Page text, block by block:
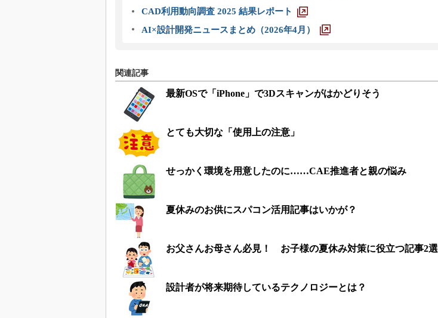
CAD利用動向調査 2025 結果レポート
AI×設計開発ニュースまとめ（2026年4月）
関連記事
最新OSで「iPhone」で3Dスキャンがはかどりそう
とても大切な「使用上の注意」
せっかく環境を用意したのに……CAE推進者と親の悩み
夏休みのお供にスパコン活用記事はいかが？
お父さんお母さん必見！ お子様の夏休み対策に役立つ記事2選
設計者が将来期待しているテクノロジーとは？